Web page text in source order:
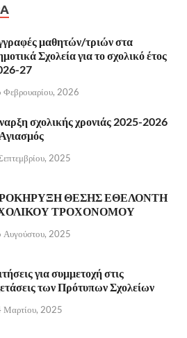
μαθητών/τριών στα
Σχολεία για το σχολικό έτος
27
Φεβρουαρίου, 2026
σχολικής χρονιάς 2025-2026
2025
ΘΕΣΗΣ ΕΘΕΛΟΝΤΗ
ΤΡΟΧΟΝΟΜΟΥ
Αυγούστου, 2025
για συμμετοχή στις
των Πρότυπων Σχολείων
Μαρτίου, 2025